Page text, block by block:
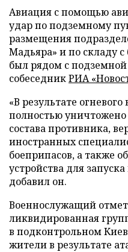
Авиация с помощью
удар по подземному
размещения
Мадьяра» и по складу
был рядом с подземной
собеседникРИА
«В результате
полностью уничтожено
состава противника,
иностранных
боеприпасов, а также
устройства для
добавил он.
Военнослужащий
ликвидированная
в подконтрольном
жители в результате